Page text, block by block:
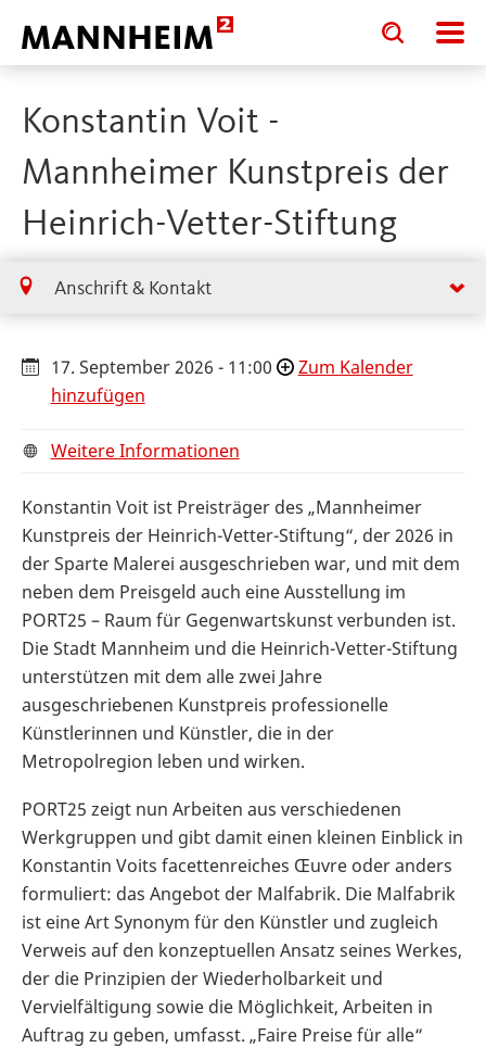
Toggle
search
input
Toggle
search
input
Konstantin Voit -
Mannheimer Kunstpreis der
Heinrich-Vetter-Stiftung
Anschrift & Kontakt
17. September 2026 - 11:00
Zum Kalender
hinzufügen
Weitere Informationen
Konstantin Voit ist Preisträger des „Mannheimer
Kunstpreis der Heinrich-Vetter-Stiftung“, der 2026 in
der Sparte Malerei ausgeschrieben war, und mit dem
neben dem Preisgeld auch eine Ausstellung im
PORT25 – Raum für Gegenwartskunst verbunden ist.
Die Stadt Mannheim und die Heinrich-Vetter-Stiftung
unterstützen mit dem alle zwei Jahre
ausgeschriebenen Kunstpreis professionelle
Künstlerinnen und Künstler, die in der
Metropolregion leben und wirken.
PORT25 zeigt nun Arbeiten aus verschiedenen
Werkgruppen und gibt damit einen kleinen Einblick in
Konstantin Voits facettenreiches Œuvre oder anders
formuliert: das Angebot der Malfabrik. Die Malfabrik
ist eine Art Synonym für den Künstler und zugleich
Verweis auf den konzeptuellen Ansatz seines Werkes,
der die Prinzipien der Wiederholbarkeit und
Vervielfältigung sowie die Möglichkeit, Arbeiten in
Auftrag zu geben, umfasst. „Faire Preise für alle“